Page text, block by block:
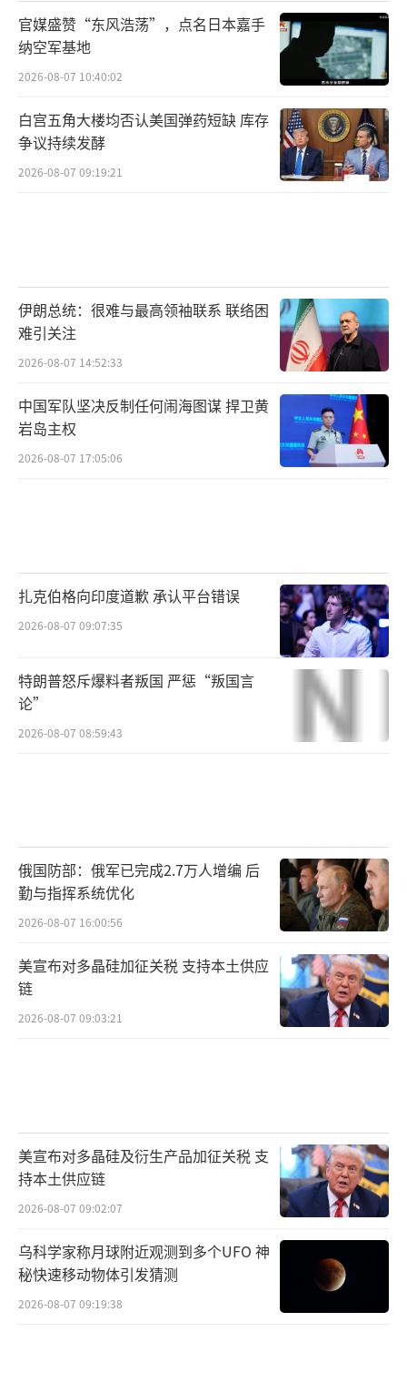
官媒盛赞“东风浩荡”，点名日本嘉手
纳空军基地
2026-08-07 10:40:02
白宫五角大楼均否认美国弹药短缺 库存
争议持续发酵
2026-08-07 09:19:21
伊朗总统：很难与最高领袖联系 联络困
难引关注
2026-08-07 14:52:33
中国军队坚决反制任何闹海图谋 捍卫黄
岩岛主权
2026-08-07 17:05:06
扎克伯格向印度道歉 承认平台错误
2026-08-07 09:07:35
特朗普怒斥爆料者叛国 严惩“叛国言
论”
2026-08-07 08:59:43
俄国防部：俄军已完成2.7万人增编 后
勤与指挥系统优化
2026-08-07 16:00:56
美宣布对多晶硅加征关税 支持本土供应
链
2026-08-07 09:03:21
美宣布对多晶硅及衍生产品加征关税 支
持本土供应链
2026-08-07 09:02:07
乌科学家称月球附近观测到多个UFO 神
秘快速移动物体引发猜测
2026-08-07 09:19:38